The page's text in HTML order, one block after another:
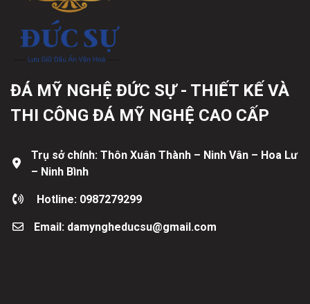
ĐÁ MỸ NGHỆ ĐỨC SỰ - THIẾT KẾ VÀ
THI CÔNG ĐÁ MỸ NGHỆ CAO CẤP
Trụ sở chính: Thôn Xuân Thành – Ninh Vân – Hoa Lư
– Ninh Bình
Hotline: 0987279299
Email: damyngheducsu@gmail.com